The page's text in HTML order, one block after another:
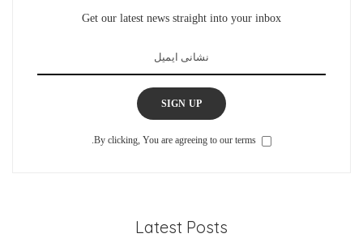
Get our latest news straight into your inbox
SIGN UP
By clicking, You are agreeing to our terms.
Latest Posts